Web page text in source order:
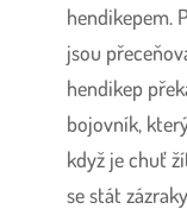
hendikepem.
jsou
hendikep
bojovník,
když je chuť
se stát